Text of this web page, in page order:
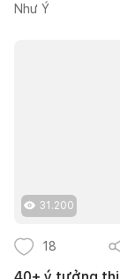
Như Ý
31.200
18